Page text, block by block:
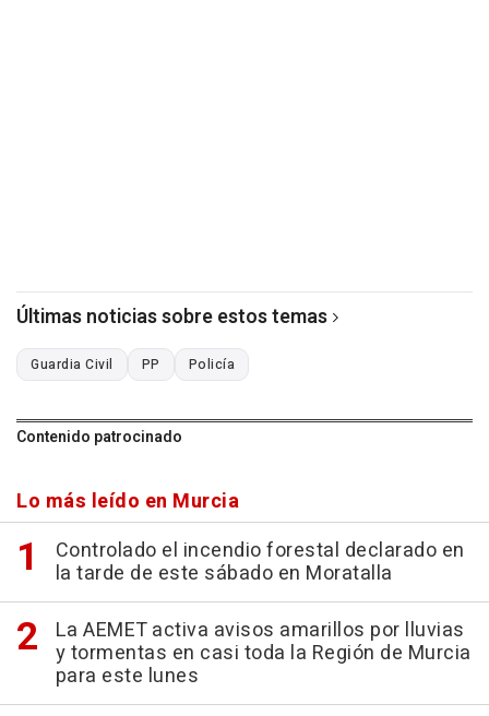
Últimas noticias sobre estos temas
Guardia Civil PP Policía
Contenido patrocinado
Lo más leído en Murcia
Controlado el incendio forestal declarado en
la tarde de este sábado en Moratalla
La AEMET activa avisos amarillos por lluvias
y tormentas en casi toda la Región de Murcia
para este lunes